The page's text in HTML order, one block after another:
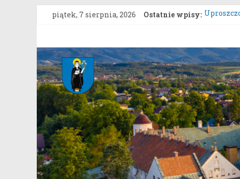
Przejdź
piątek, 7 sierpnia, 2026 Ostatnie wpisy:
Konkurs
Gmina
Stary
Sącz
Portal
samorządowy
Gminy
Stary
Sącz